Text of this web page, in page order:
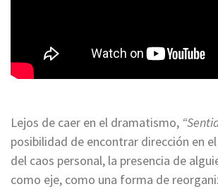
Lejos de caer en el dramatismo,
posibilidad de encontrar dirección en
del caos personal, la presencia de
como eje, como una forma de